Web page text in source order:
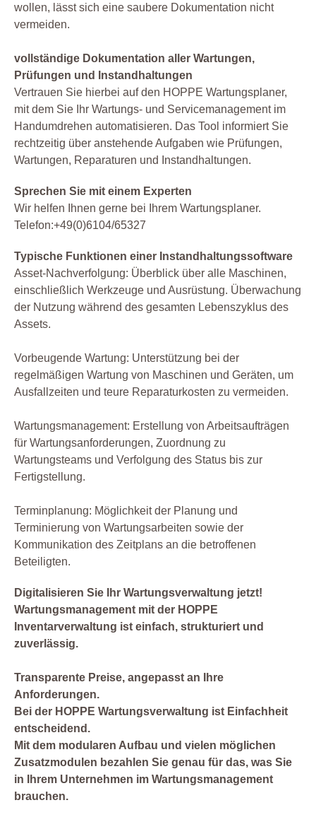
wollen, lässt sich eine saubere Dokumentation nicht
vermeiden.
vollständige Dokumentation aller Wartungen,
Prüfungen und Instandhaltungen
Vertrauen Sie hierbei auf den HOPPE Wartungsplaner,
mit dem Sie Ihr Wartungs- und Servicemanagement im
Handumdrehen automatisieren. Das Tool informiert Sie
rechtzeitig über anstehende Aufgaben wie Prüfungen,
Wartungen, Reparaturen und Instandhaltungen.
Sprechen Sie mit einem Experten
Wir helfen Ihnen gerne bei Ihrem Wartungsplaner.
Telefon:+49(0)6104/65327
Typische Funktionen einer Instandhaltungssoftware
Asset-Nachverfolgung: Überblick über alle Maschinen,
einschließlich Werkzeuge und Ausrüstung. Überwachung
der Nutzung während des gesamten Lebenszyklus des
Assets.
Vorbeugende Wartung: Unterstützung bei der
regelmäßigen Wartung von Maschinen und Geräten, um
Ausfallzeiten und teure Reparaturkosten zu vermeiden.
Wartungsmanagement: Erstellung von Arbeitsaufträgen
für Wartungsanforderungen, Zuordnung zu
Wartungsteams und Verfolgung des Status bis zur
Fertigstellung.
Terminplanung: Möglichkeit der Planung und
Terminierung von Wartungsarbeiten sowie der
Kommunikation des Zeitplans an die betroffenen
Beteiligten.
Digitalisieren Sie Ihr Wartungsverwaltung jetzt!
Wartungsmanagement mit der HOPPE
Inventarverwaltung ist einfach, strukturiert und
zuverlässig.
Transparente Preise, angepasst an Ihre
Anforderungen.
Bei der HOPPE Wartungsverwaltung ist Einfachheit
entscheidend.
Mit dem modularen Aufbau und vielen möglichen
Zusatzmodulen bezahlen Sie genau für das, was Sie
in Ihrem Unternehmen im Wartungsmanagement
brauchen.